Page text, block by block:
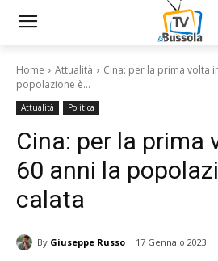
Home Attualità
Cina: per la prima volta
popolazione è...
Attualità Politica
Cina: per la prima
60 anni la
calata
By Giuseppe Russo 17 Gennaio 2023